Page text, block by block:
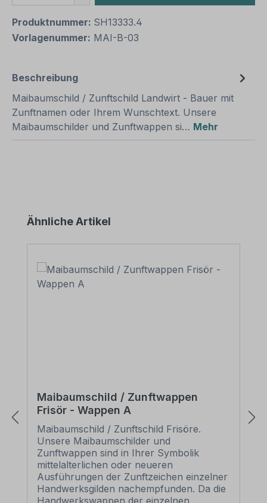
Produktnummer: SH13333.4
Vorlagenummer: MAI-B-03
Beschreibung
Maibaumschild / Zunftschild Landwirt - Bauer mit
Zunftnamen oder Ihrem Wunschtext. Unsere
Maibaumschilder und Zunftwappen si… Mehr
Produktgalerie überspringen
Ähnliche Artikel
Maibaumschild / Zunftwappen
Frisör - Wappen A
Maibaumschild / Zunftschild Frisöre.
Unsere Maibaumschilder und
Zunftwappen sind in Ihrer Symbolik
mittelalterlichen oder neueren
Ausführungen der Zunftzeichen einzelner
Handwerksgilden nachempfunden. Da die
Handwerkswappen der einzelnen